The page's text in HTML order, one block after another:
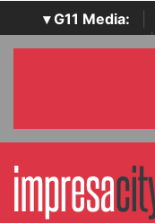
▾ G11 Media:
SecurityOpenLab